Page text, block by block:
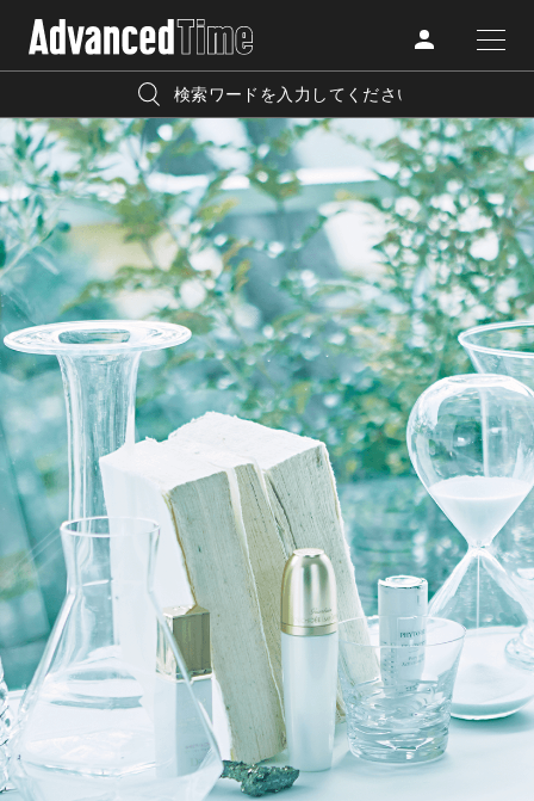
CATEGORY
FASHION
BEAUTY
TRAVEL
LIFESTYLE
FOLLOW US
AdvancedClub
『AdvancedTime』は、自由でしなやかに生きるハイエンド
な大人達におくる、スペシャルイシュー満載のメディア。
高感度なファッション、カルチャーに溺愛、未知の幅広い
教養を求め、今までの人生で積んだ経験、知見を余裕をも
って楽しみながら、進化するソーシャルに寄り添いたい。
何かに縛られていた時間から解き放たれつつある世代の
ライフスタイルを豊かに彩る『AdvancedTime』が発信する
情報をさらに充実し、より速やかに、活用できる
「AdvancedClub」会員組織を設けました。
「AdvancedClub」会員に登録すると、プレゼント応募情報
の一覧、プレミアムな会員限定イベント、ブランドのエクス
クルーシブアイテムの紹介など、特別なコンテンツ情報を
メールマガジンでお届け致します。更に『AdvancedTime』
のタブロイドマガジンのご案内もあり、送付手数料のみを
ご負担いただくことでお手元で『AdvancedTime』をお楽し
人気の検索キーワード
宿泊 プレゼント
リゾート インテリア
美白 アイメイク